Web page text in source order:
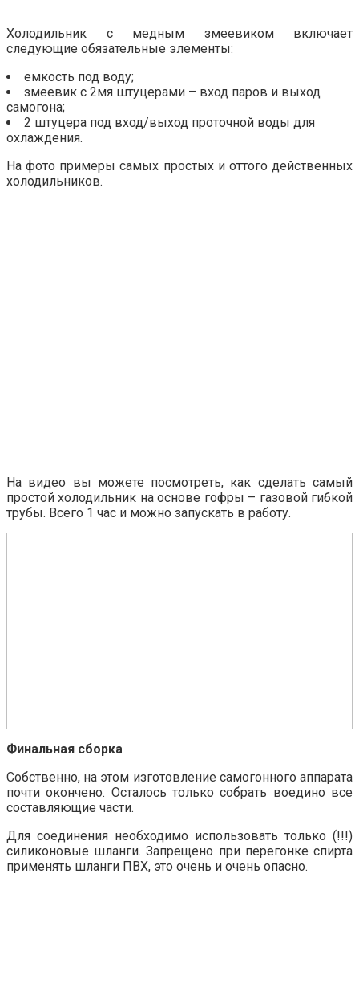
Холодильник с медным змеевиком включает
следующие обязательные элементы:
емкость под воду;
змеевик с 2мя штуцерами – вход паров и выход
самогона;
2 штуцера под вход/выход проточной воды для
охлаждения.
На фото примеры самых простых и оттого действенных
холодильников.
На видео вы можете посмотреть, как сделать самый
простой холодильник на основе гофры – газовой гибкой
трубы. Всего 1 час и можно запускать в работу.
Финальная сборка
Собственно, на этом изготовление самогонного аппарата
почти окончено. Осталось только собрать воедино все
составляющие части.
Для соединения необходимо использовать только (!!!)
силиконовые шланги. Запрещено при перегонке спирта
применять шланги ПВХ, это очень и очень опасно.